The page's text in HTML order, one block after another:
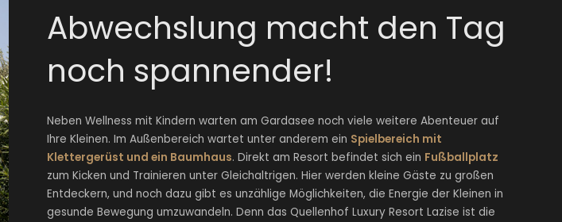
Abwechslung macht den Tag
noch spannender!
Neben Wellness mit Kindern warten am Gardasee noch viele weitere Abenteuer auf
Ihre Kleinen. Im Außenbereich wartet unter anderem ein Spielbereich mit
Klettergerüst und ein Baumhaus. Direkt am Resort befindet sich ein Fußballplatz
zum Kicken und Trainieren unter Gleichaltrigen. Hier werden kleine Gäste zu großen
Entdeckern, und noch dazu gibt es unzählige Möglichkeiten, die Energie der Kleinen in
gesunde Bewegung umzuwandeln. Denn das Quellenhof Luxury Resort Lazise ist die